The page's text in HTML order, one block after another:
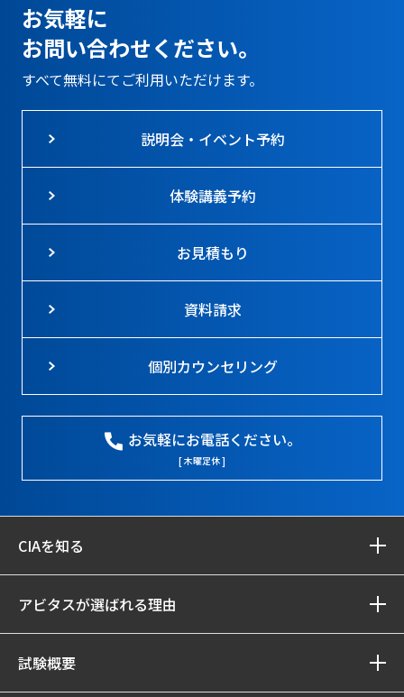
お気軽に
お問い合わせください。
すべて無料にてご利用いただけます。
説明会・イベント予約
体験講義予約
お見積もり
資料請求
個別カウンセリング
お気軽にお電話ください。
[ 木曜定休 ]
CIAを知る
アビタスが選ばれる理由
試験概要